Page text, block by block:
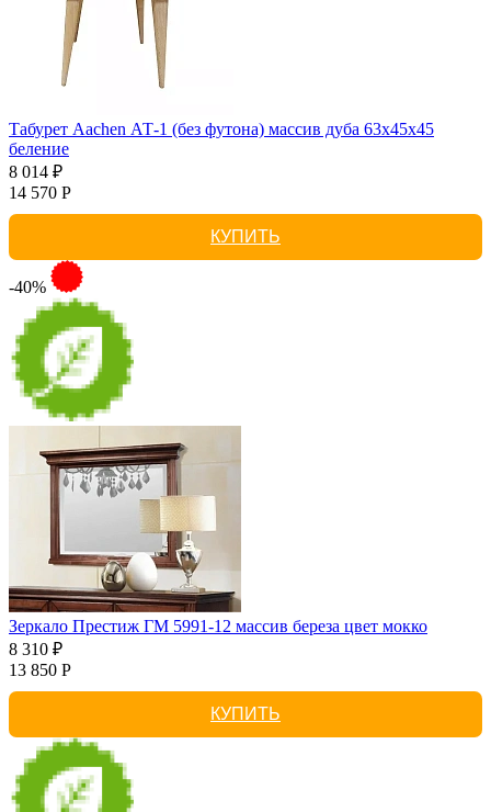
Табурет Aachen АТ-1 (без футона) массив дуба 63х45х45
беление
8 014 ₽
14 570 Р
КУПИТЬ
-40%
Зеркало Престиж ГМ 5991-12 массив береза цвет мокко
8 310 ₽
13 850 Р
КУПИТЬ